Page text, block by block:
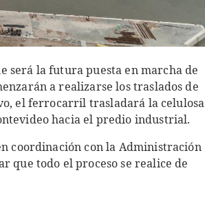
será la futura puesta en marcha de
a realizarse los traslados de
el ferrocarril trasladará la celulosa
hacia el predio industrial.
coordinación con la Administración
que todo el proceso se realice de